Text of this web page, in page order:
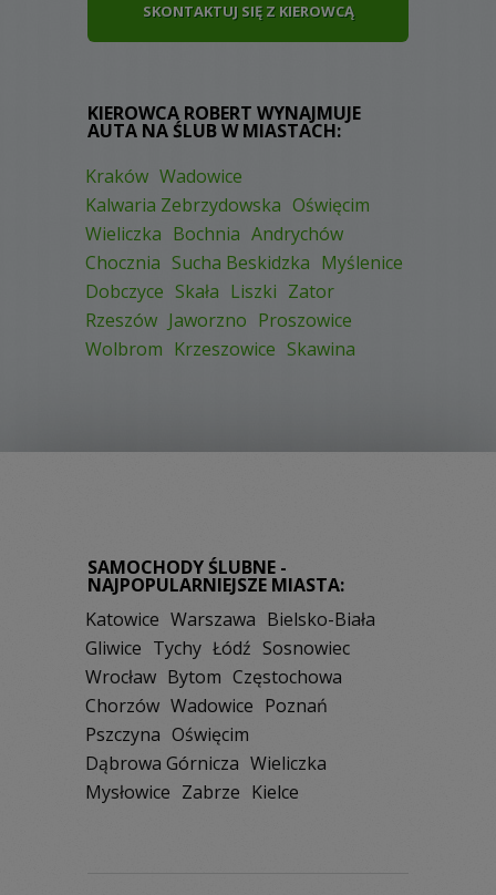
SKONTAKTUJ SIĘ Z KIEROWCĄ
KIEROWCA ROBERT WYNAJMUJE
AUTA NA ŚLUB W MIASTACH:
Kraków Wadowice
Kalwaria Zebrzydowska Oświęcim
Wieliczka Bochnia Andrychów
Chocznia Sucha Beskidzka Myślenice
Dobczyce Skała Liszki Zator
Rzeszów Jaworzno Proszowice
Wolbrom Krzeszowice Skawina
SAMOCHODY ŚLUBNE -
NAJPOPULARNIEJSZE MIASTA:
Katowice Warszawa Bielsko-Biała
Gliwice Tychy Łódź Sosnowiec
Wrocław Bytom Częstochowa
Chorzów Wadowice Poznań
Pszczyna Oświęcim
Dąbrowa Górnicza Wieliczka
Mysłowice Zabrze Kielce